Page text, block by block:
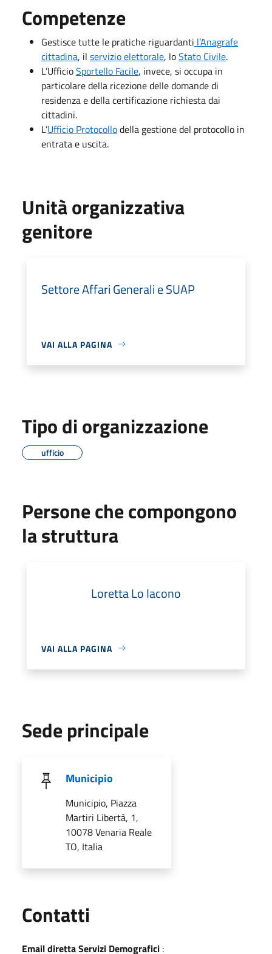
Competenze
Gestisce tutte le pratiche riguardanti l’Anagrafe
cittadina, il servizio elettorale, loStato Civile.
L’UfficioSportello Facile, invece, si occupa in
particolare della ricezione delle domande di
residenza e della certificazione richiesta dai
cittadini.
L’Ufficio Protocollodella gestione del protocollo in
entrata e uscita.
Unità organizzativa
genitore
Settore Affari Generali e SUAP
VAI ALLA PAGINA
Tipo di organizzazione
ufficio
Persone che compongono
la struttura
Loretta Lo Iacono
VAI ALLA PAGINA
Sede principale
Municipio
Municipio, Piazza
Martiri Libertà, 1,
10078 Venaria Reale
TO, Italia
Contatti
Email diretta Servizi Demografici :